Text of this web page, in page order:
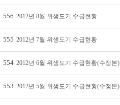
556 2012년 8월 위생도기 수급현황
555 2012년 7월 위생도기 수급현황
554 2012년 6월 위생도기 수급현황(수정본)
553 2012년 5월 위생도기 수급현황(수정본)